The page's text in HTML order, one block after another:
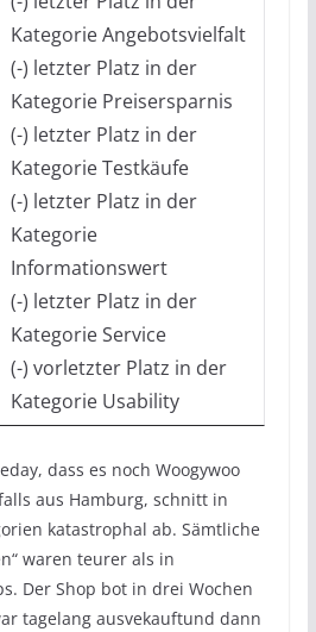
Kategorie Angebotsvielfalt
(-) letzter Platz in der
Kategorie Preisersparnis
(-) letzter Platz in der
Kategorie Testkäufe
(-) letzter Platz in der
Kategorie
Informationswert
(-) letzter Platz in der
Kategorie Service
(-) vorletzter Platz in der
Kategorie Usability
dass es noch Woogywoo
aus Hamburg, schnitt in
katastrophal ab. Sämtliche
waren teurer als in
Der Shop bot in drei Wochen
tagelang ausvekauftund dann